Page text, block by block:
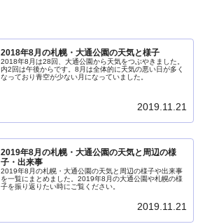
2018年8月の札幌・大通公園の天気と様子
2018年8月は28回、大通公園から天気をつぶやきました。
内2回は午後からです。8月は全体的に天気の悪い日が多く
なっており青空が少ない月になっていました。
2019.11.21
2019年8月の札幌・大通公園の天気と周辺の様
子・出来事
2019年8月の札幌・大通公園の天気と周辺の様子や出来事
を一覧にまとめました。2019年8月の大通公園や札幌の様
子を振り返りたい時にご覧ください。
2019.11.21